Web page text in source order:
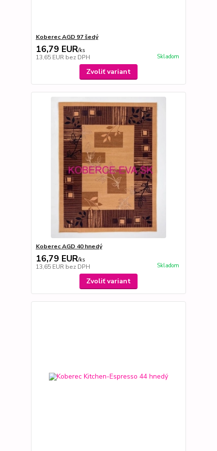
Koberec AGD 97 šedý
16,79 EUR/ks
13,65 EUR bez DPH Skladom
Zvoliť variant
Koberec AGD 40 hnedý
16,79 EUR/ks
13,65 EUR bez DPH Skladom
Zvoliť variant